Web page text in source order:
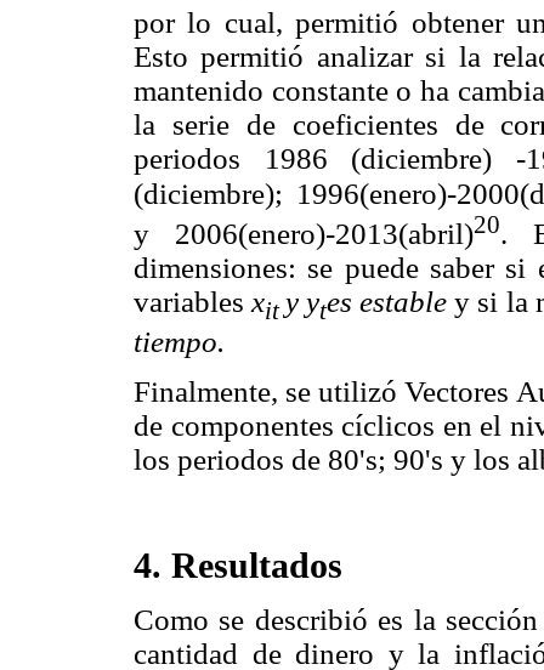
por lo cual, permitió obtener
Esto permitió analizar si la
mantenido constante o ha
la serie de coeficientes de
periodos 1986 (diciembre) -
(diciembre); 1996(enero)-
y 2006(enero)-2013(abril)20.
dimensiones: se puede saber
variablesxity ytes establey si la
tiempo.
Finalmente, se utilizó Vectores
de componentes cíclicos en el
los periodos de 80's; 90's y los
4. Resultados
Como se describió es la
cantidad de dinero y la